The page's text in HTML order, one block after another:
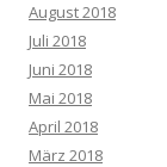
August 2018
Juli 2018
Juni 2018
Mai 2018
April 2018
März 2018